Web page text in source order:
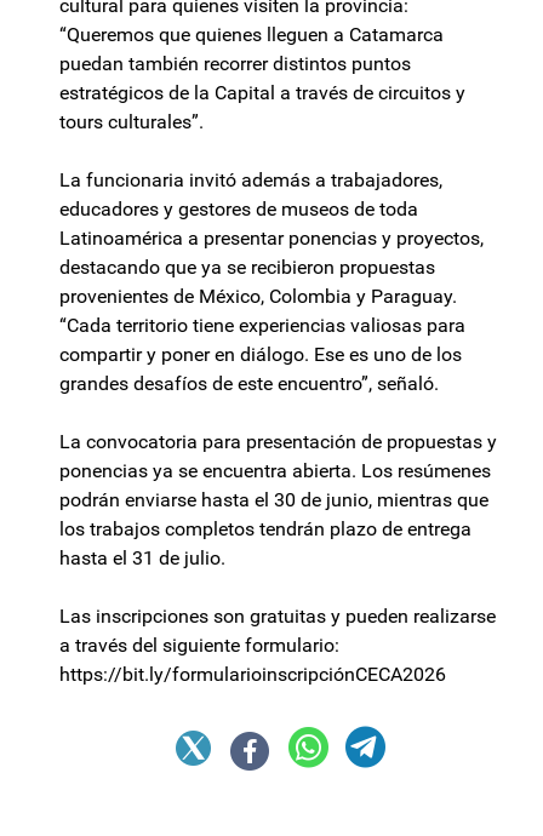
cultural para quienes visiten la provincia:
“Queremos que quienes lleguen a Catamarca
puedan también recorrer distintos puntos
estratégicos de la Capital a través de circuitos y
tours culturales”.
La funcionaria invitó además a trabajadores,
educadores y gestores de museos de toda
Latinoamérica a presentar ponencias y proyectos,
destacando que ya se recibieron propuestas
provenientes de México, Colombia y Paraguay.
“Cada territorio tiene experiencias valiosas para
compartir y poner en diálogo. Ese es uno de los
grandes desafíos de este encuentro”, señaló.
La convocatoria para presentación de propuestas y
ponencias ya se encuentra abierta. Los resúmenes
podrán enviarse hasta el 30 de junio, mientras que
los trabajos completos tendrán plazo de entrega
hasta el 31 de julio.
Las inscripciones son gratuitas y pueden realizarse
a través del siguiente formulario:
https://bit.ly/formularioinscripciónCECA2026